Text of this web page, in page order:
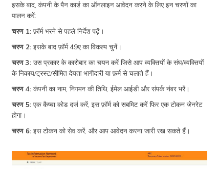
इसके बाद, कंपनी के पैन कार्ड का ऑनलाइन आवेदन करने के लिए इन चरणों का
पालन करें:
चरण 1: फ़ॉर्म भरने से पहले निर्देश पढ़ें।
चरण 2: इसके बाद फ़ॉर्म 49ए का विकल्प चुनें।
चरण 3: उस प्रकार के कारोबार का चयन करें जिसे आप व्यक्तियों के संघ/व्यक्तियों
के निकाय/ट्रस्ट/सीमित देयता भागीदारी या फ़र्म से चलाते हैं।
चरण 4: कंपनी का नाम, निगमन की तिथि, ईमेल आईडी और संपर्क नंबर भरें।
चरण 5: एक कैप्चा कोड दर्ज करें, इस फ़ॉर्म को सबमिट करें फिर एक टोकन जेनरेट
होगा।
चरण 6: इस टोकन को सेव करें, और आप आवेदन करना जारी रख सकते हैं।